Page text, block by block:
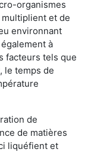
organismes
et de
environnant
à
facteurs tels que
le temps de
de
de matières
liquéfient et